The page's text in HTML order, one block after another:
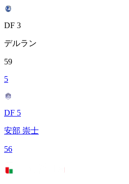
DF 3
デルラン
59
5
DF 5
安部 崇士
56